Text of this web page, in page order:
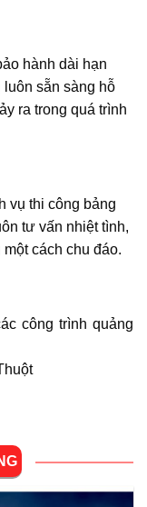
hành dài hạn
sẵn sàng hỗ
ra trong quá trình
vụ thi công bảng
tư vấn nhiệt tình,
cách chu đáo.
công trình quảng